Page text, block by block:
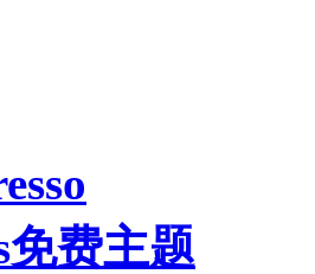
免费主题